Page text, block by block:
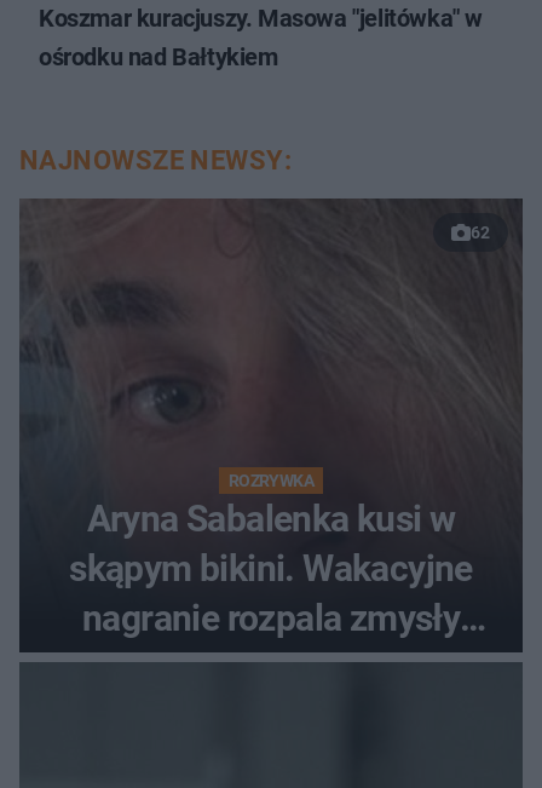
Koszmar kuracjuszy. Masowa "jelitówka" w
ośrodku nad Bałtykiem
NAJNOWSZE NEWSY:
62
ROZRYWKA
Aryna Sabalenka kusi w
skąpym bikini. Wakacyjne
nagranie rozpala zmysły
fanów